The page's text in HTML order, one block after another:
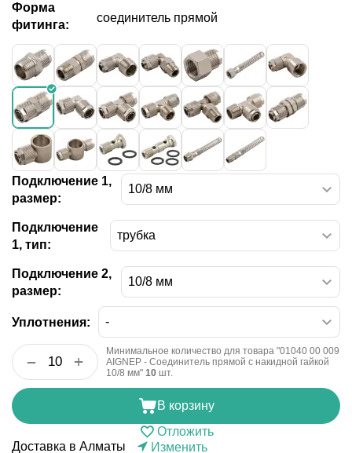
Форма
фитинга:
соединитель прямой
Подключение 1,
размер:
Подключение
1, тип:
Подключение 2,
размер:
Уплотнения:
+
−
Минимальное количество для товара "01040 00 009
AIGNEP - Соединитель прямой с накидной гайкой
10/8 мм" 10 шт.
В корзину
Отложить
Доставка в Алматы
Изменить